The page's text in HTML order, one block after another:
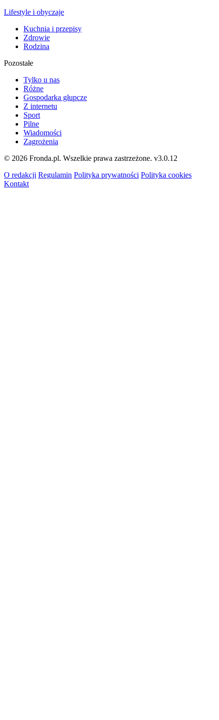
Lifestyle i obyczaje
Kuchnia i przepisy
Zdrowie
Rodzina
Pozostałe
Tylko u nas
Różne
Gospodarka głupcze
Z internetu
Sport
Pilne
Wiadomości
Zagrożenia
© 2026 Fronda.pl. Wszelkie prawa zastrzeżone. v3.0.12
O redakcji Regulamin Polityka prywatności Polityka cookies
Kontakt